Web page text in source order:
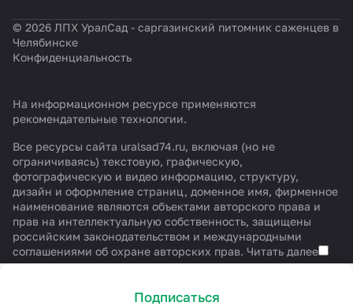
Подписаться
© 2026 ЛПХ УралСад - саргазинский питомник саженцев в
Челябинске
Конфиденциальность
На информационном ресурсе применяются
рекомендательные технологии.
Все ресурсы сайта uralsad74.ru, включая (но не
ограничиваясь) текстовую, графическую,
фотографическую и видео информацию, структуру,
дизайн и оформление страниц, доменное имя, фирменное
наименование являются объектами авторского права и
прав на интеллектуальную собственность, защищены
российским законодательством и международными
соглашениями об охране авторских прав. Читать далее